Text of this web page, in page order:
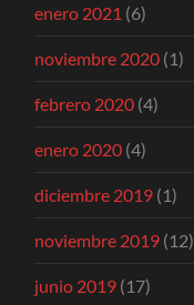
enero 2021 (6)
noviembre 2020 (1)
febrero 2020 (4)
enero 2020 (4)
diciembre 2019 (1)
noviembre 2019 (12)
junio 2019 (17)